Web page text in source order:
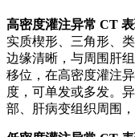
高密度灌注异常 CT
实质楔形、三角形、
边缘清晰，与周围肝
移位，在高密度灌注
度，可单发或多发。
部、肝病变组织周围